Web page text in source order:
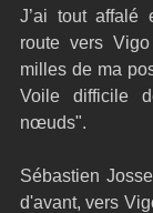
J’ai tout affalé
route vers
milles de ma
Voile difficile
nœuds".
Sébastien
d'avant, vers